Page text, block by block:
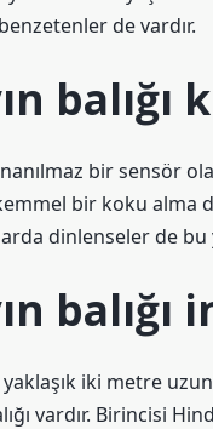
de vardır.
balığı
inanılmaz bir sensör
bir koku alma
dinlenseler de bu
balığı
yaklaşık iki metre
vardır. Birincisi